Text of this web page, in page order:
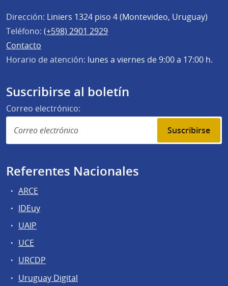
Dirección: Liniers 1324 piso 4 (Montevideo, Uruguay)
Teléfono: (+598) 2901 2929
Contacto
Horario de atención: lunes a viernes de 9:00 a 17:00 h.
Suscribirse al boletín
Correo electrónico:
Suscribirse
Referentes Nacionales
ARCE
IDEuy
UAIP
UCE
URCDP
Uruguay Digital